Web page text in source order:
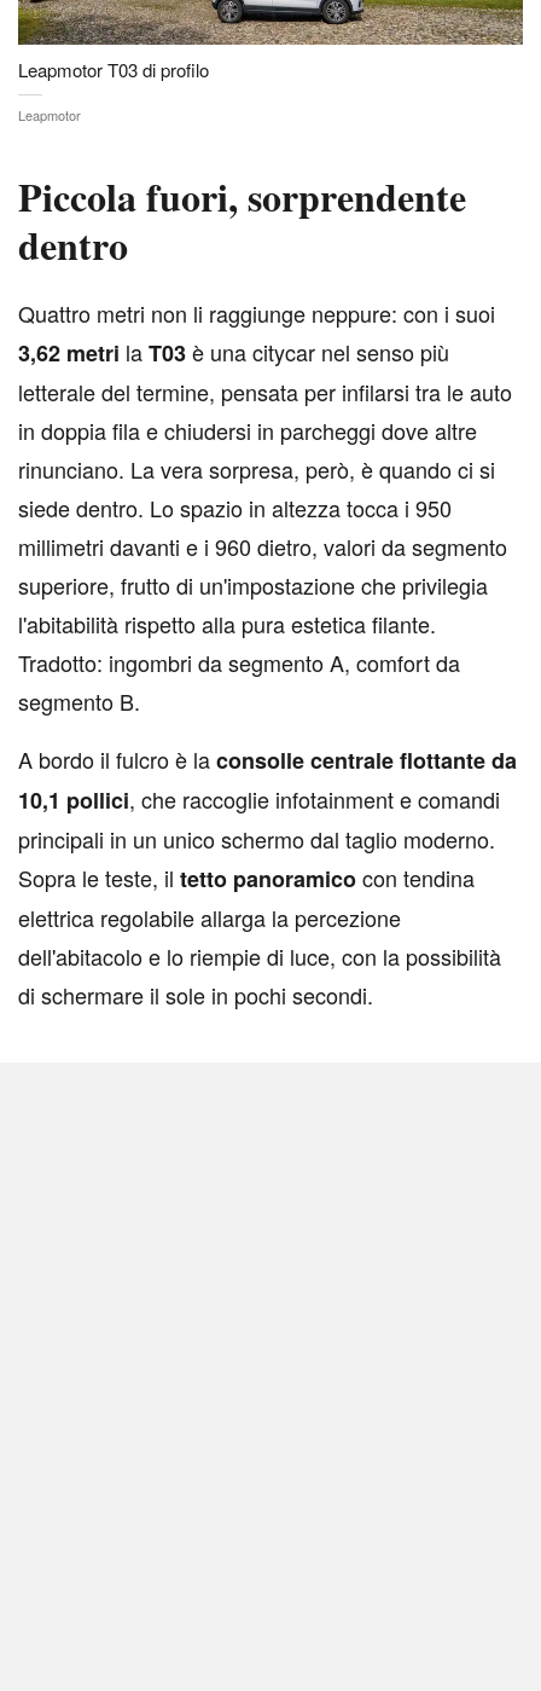
Leapmotor T03 di profilo
Leapmotor
Piccola fuori, sorprendente
dentro
Quattro metri non li raggiunge neppure: con i suoi
3,62 metri laT03è una citycar nel senso più
letterale del termine, pensata per infilarsi tra le auto
in doppia fila e chiudersi in parcheggi dove altre
rinunciano. La vera sorpresa, però, è quando ci si
siede dentro. Lo spazio in altezza tocca i 950
millimetri davanti e i 960 dietro, valori da segmento
superiore, frutto di un'impostazione che privilegia
l'abitabilità rispetto alla pura estetica filante.
Tradotto: ingombri da segmento A, comfort da
segmento B.
A bordo il fulcro è laconsolle centrale flottante da
10,1 pollici, che raccoglie infotainment e comandi
principali in un unico schermo dal taglio moderno.
Sopra le teste, il tetto panoramicocon tendina
elettrica regolabile allarga la percezione
dell'abitacolo e lo riempie di luce, con la possibilità
di schermare il sole in pochi secondi.